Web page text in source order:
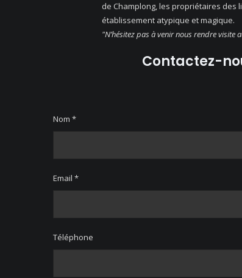
de Champlong, les propriétaires des
établissement atypique et magique.
"N’hésitez pas à venir nous rendre visite
Contactez-
Nom *
Email *
Téléphone